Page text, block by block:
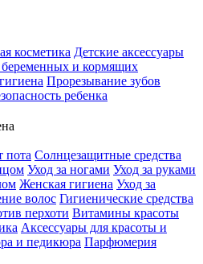
косметика Детские аксессуары
и кормящих
Прорезывание зубов
ребенка
пота Солнцезащитные средства
Уход за ногами Уход за руками
Женская гигиена Уход за
волос Гигиенические средства
перхоти Витамины красоты
Аксессуары для красоты и
и педикюра Парфюмерия